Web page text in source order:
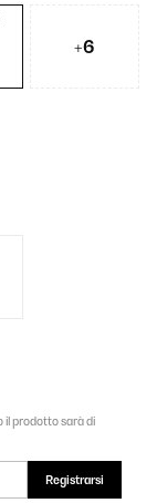
+6
il prodotto sarà di
Registrarsi